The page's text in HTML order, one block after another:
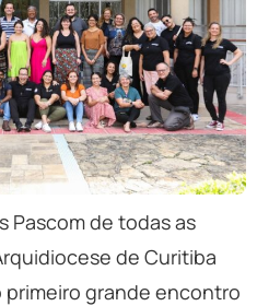
Pascom de todas as
de Curitiba
grande encontro